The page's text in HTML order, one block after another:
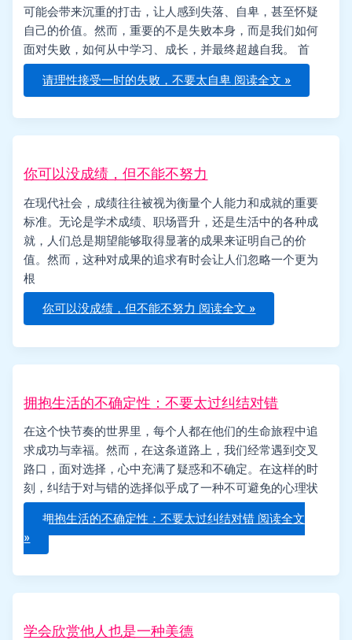
可能会带来沉重的打击，让人感到失落、自卑，甚至怀疑
自己的价值。然而，重要的不是失败本身，而是我们如何
面对失败，如何从中学习、成长，并最终超越自我。 首
请理性接受一时的失败，不要太自卑 阅读全文 »
你可以没成绩，但不能不努力
在现代社会，成绩往往被视为衡量个人能力和成就的重要
标准。无论是学术成绩、职场晋升，还是生活中的各种成
就，人们总是期望能够取得显著的成果来证明自己的价
值。然而，这种对成果的追求有时会让人们忽略一个更为
根
你可以没成绩，但不能不努力 阅读全文 »
拥抱生活的不确定性：不要太过纠结对错
在这个快节奏的世界里，每个人都在他们的生命旅程中追
求成功与幸福。然而，在这条道路上，我们经常遇到交叉
路口，面对选择，心中充满了疑惑和不确定。在这样的时
刻，纠结于对与错的选择似乎成了一种不可避免的心理状
拥抱生活的不确定性：不要太过纠结对错 阅读全文
»
学会欣赏他人也是一种美德